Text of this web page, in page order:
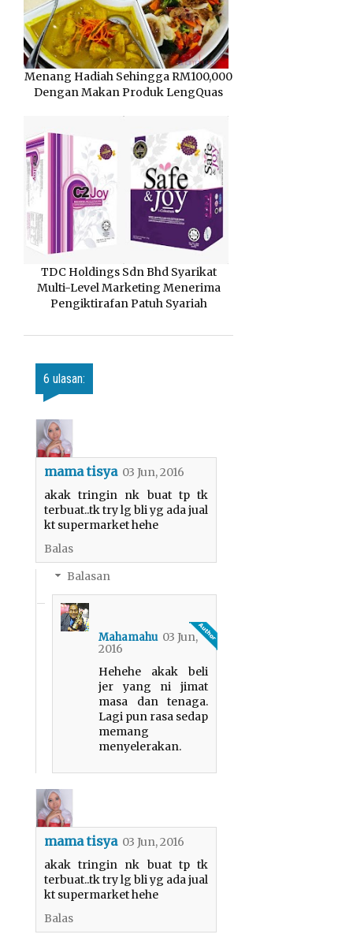
Menang Hadiah Sehingga RM100,000
Dengan Makan Produk LengQuas
TDC Holdings Sdn Bhd Syarikat
Multi-Level Marketing Menerima
Pengiktirafan Patuh Syariah
6 ulasan:
mama tisya 03 Jun, 2016
akak tringin nk buat tp tk
terbuat..tk try lg bli yg ada jual
kt supermarket hehe
Balas
Balasan
Mahamahu 03 Jun,
2016
Hehehe akak beli
jer yang ni jimat
masa dan tenaga.
Lagi pun rasa sedap
memang
menyelerakan.
mama tisya 03 Jun, 2016
akak tringin nk buat tp tk
terbuat..tk try lg bli yg ada jual
kt supermarket hehe
Balas